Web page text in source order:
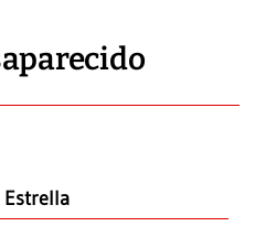
Estrella